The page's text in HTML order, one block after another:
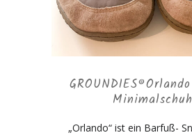
„Orlando“ ist ein Barfuß-